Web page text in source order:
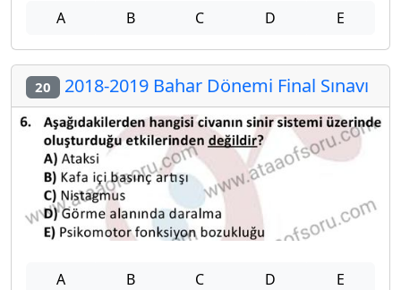
A B C D E
20 2018-2019 Bahar Dönemi Final Sınavı
A B C D E